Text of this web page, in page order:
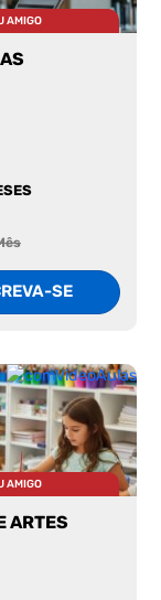
AMIGO
SE
AMIGO
ARTES